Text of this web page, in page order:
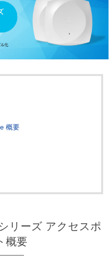
概要
リーズ アクセスポ
概要